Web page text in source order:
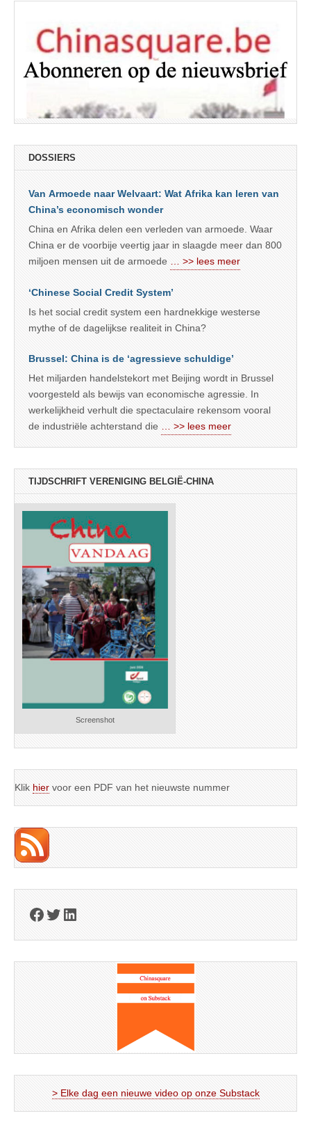
DOSSIERS
Van Armoede naar Welvaart: Wat Afrika kan leren van
China’s economisch wonder
China en Afrika delen een verleden van armoede. Waar
China er de voorbije veertig jaar in slaagde meer dan 800
miljoen mensen uit de armoede
… >> lees meer
‘Chinese Social Credit System’
Is het social credit system een hardnekkige westerse
mythe of de dagelijkse realiteit in China?
Brussel: China is de ‘agressieve schuldige’
Het miljarden handelstekort met Beijing wordt in Brussel
voorgesteld als bewijs van economische agressie. In
werkelijkheid verhult die spectaculaire rekensom vooral
de industriële achterstand die
… >> lees meer
TIJDSCHRIFT VERENIGING BELGIË-CHINA
Screenshot
Klik hier voor een PDF van het nieuwste nummer
Facebook
Twitter
LinkedIn
> Elke dag een nieuwe video op onze Substack